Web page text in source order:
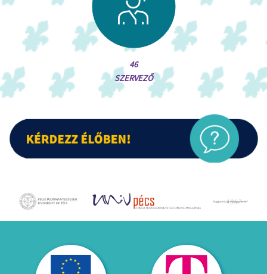
46
SZERVEZŐ